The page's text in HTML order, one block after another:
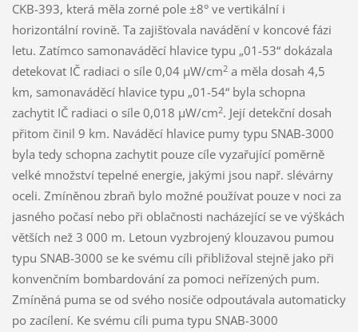
CKB-393, která měla zorné pole ±8° ve vertikální i
horizontální rovině. Ta zajišťovala navádění v koncové fázi
letu. Zatímco samonaváděcí hlavice typu „01-53“ dokázala
detekovat IČ radiaci o síle 0,04 µW/cm2a měla dosah 4,5
km, samonaváděcí hlavice typu „01-54“ byla schopna
zachytit IČ radiaci o síle 0,018 µW/cm2. Její detekční dosah
přitom činil 9 km. Naváděcí hlavice pumy typu SNAB-3000
byla tedy schopna zachytit pouze cíle vyzařující poměrně
velké množství tepelné energie, jakými jsou např. slévárny
oceli. Zmíněnou zbraň bylo možné používat pouze v noci za
jasného počasí nebo při oblačnosti nacházející se ve výškách
větších než 3 000 m. Letoun vyzbrojený klouzavou pumou
typu SNAB-3000 se ke svému cíli přibližoval stejně jako při
konvenčním bombardování za pomoci neřízených pum.
Zmíněná puma se od svého nosiče odpoutávala automaticky
po zacílení. Ke svému cíli puma typu SNAB-3000